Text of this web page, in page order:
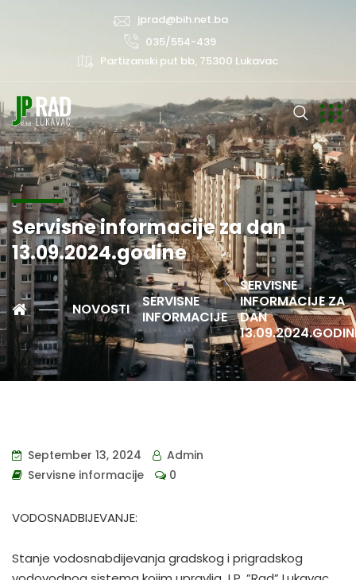
jprad@bih.net.ba
035/554-439
Partizanski put bb, 75300 Lukavac
Servisne informacije za dan
13.09.2024.godine
NOVOSTI
SERVISNE
INFORMACIJE
SERVISNE
INFORMACIJE ZA
DAN
September 13, 2024
Admin
Servisne informacije
0
VODOSNADBIJEVANJE:
Stanje vodosnabdijevanja gradskog i prigradskog